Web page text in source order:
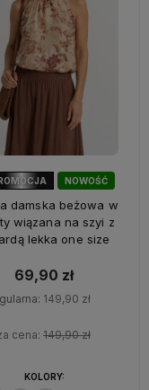
NOWOŚĆ
OKAZJA
damska beżowa w
wiązana na szyi z
lekka one size
69,90 zł
149,90 zł
cena: 149,90 zł
KOLORY: